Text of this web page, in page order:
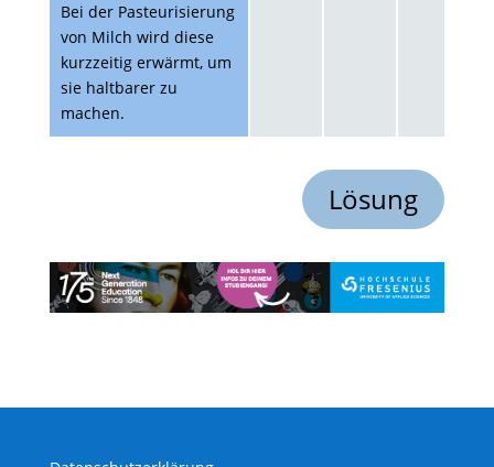
Bei der Pasteurisierung
von Milch wird diese
kurzzeitig erwärmt, um
sie haltbarer zu
machen.
Lösung